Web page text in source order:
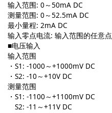
输入范围: 0～50mA DC
测量范围: 0～52.5mA DC
最小量程: 2mA DC
输入零点电流: 输入范围的任意点
■电压输入
输入范围
・S1: -1000～+1000mV DC
・S2: -10～+10V DC
测量范围
・S1: -1100～+1100mV DC
S2: -11～+11V DC